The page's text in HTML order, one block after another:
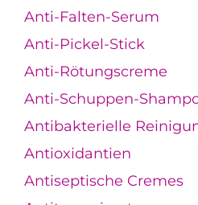
Anti-Falten-Serum
Anti-Pickel-Stick
Anti-Rötungscreme
Anti-Schuppen-
Antibakterielle
Antioxidantien
Antiseptische Cremes